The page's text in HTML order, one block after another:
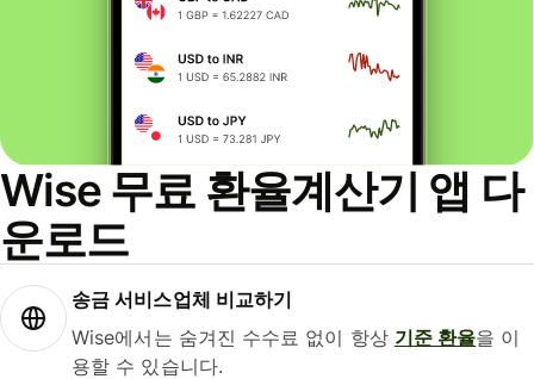
Wise 무료 환율계산기 앱 다
운로드
송금 서비스업체 비교하기
Wise에서는 숨겨진 수수료 없이 항상 기준 환율을 이
용할 수 있습니다.